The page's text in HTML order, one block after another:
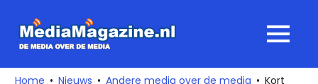
naar
media
MENU
Home Nieuws Andere media over de media
Kort